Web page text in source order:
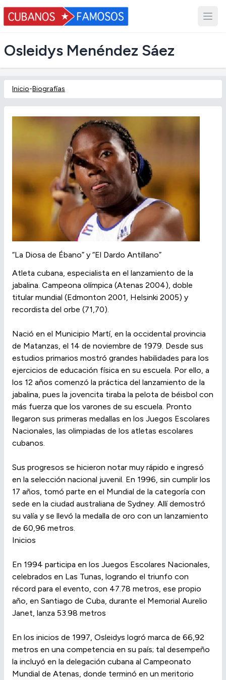
Osleidys Menéndez Sáez
Inicio-Biografías
“La Diosa de Ébano” y “El Dardo Antillano”
Atleta cubana, especialista en el lanzamiento de la
jabalina. Campeona olímpica (Atenas 2004), doble
titular mundial (Edmonton 2001, Helsinki 2005) y
recordista del orbe (71,70).
Nació en el Municipio Martí, en la occidental provincia
de Matanzas, el 14 de noviembre de 1979. Desde sus
estudios primarios mostró grandes habilidades para los
ejercicios de educación física en su escuela. Por ello, a
los 12 años comenzó la práctica del lanzamiento de la
jabalina, pues la jovencita tiraba la pelota de béisbol con
más fuerza que los varones de su escuela. Pronto
llegaron sus primeras medallas en los Juegos Escolares
Nacionales, las olimpiadas de los atletas escolares
cubanos.
Sus progresos se hicieron notar muy rápido e ingresó
en la selección nacional juvenil. En 1996, sin cumplir los
17 años, tomó parte en el Mundial de la categoría con
sede en la ciudad australiana de Sydney. Allí demostró
su valía y se llevó la medalla de oro con un lanzamiento
de 60,96 metros.
Inicios
En 1994 participa en los Juegos Escolares Nacionales,
celebrados en Las Tunas, logrando el triunfo con
récord para el evento, con 47.78 metros, ese propio
año, en Santiago de Cuba, durante el Memorial Aurelio
Janet, lanza 53.98 metros
En los inicios de 1997, Osleidys logró marca de 66,92
metros en una competencia en su país; tal desempeño
la incluyó en la delegación cubana al Campeonato
Mundial de Atenas, donde terminó en un meritorio